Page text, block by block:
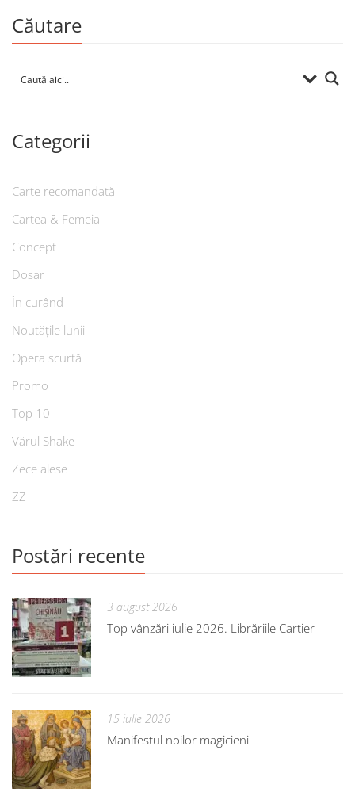
Căutare
Categorii
Carte recomandată
Cartea & Femeia
Concept
Dosar
În curând
Noutățile lunii
Opera scurtă
Promo
Top 10
Vărul Shake
Zece alese
ZZ
Postări recente
3 august 2026
Top vânzări iulie 2026. Librăriile Cartier
15 iulie 2026
Manifestul noilor magicieni